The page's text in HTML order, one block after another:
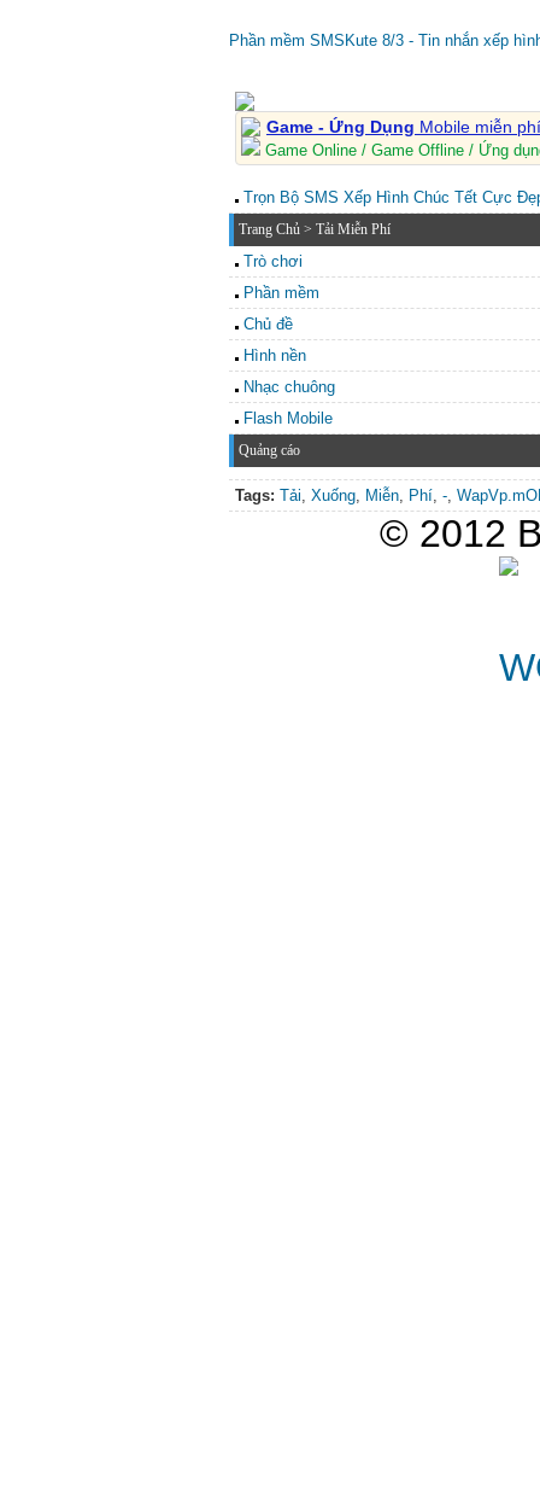
Phần mềm SMSKute 8/3 - Tin nhắn xếp
Game - Ứng Dụng Mobile miễn
Game Online / Game Offline / Ứng
Trọn Bộ SMS Xếp Hình Chúc Tết Cực
Trang Chủ > Tải Miễn Phí
Trò chơi
Phần mềm
Chủ đề
Hình nền
Nhạc chuông
Flash Mobile
Quảng cáo
Tags: Tải, Xuống, Miễn, Phí, -,
© 2012